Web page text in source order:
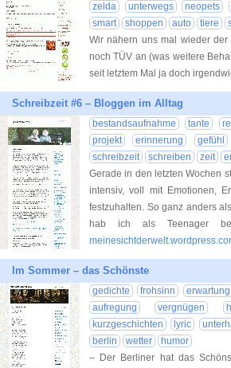
zelda
unterwegs neopets
smart
shoppen auto tiere
Wir nähern uns mal wieder der
noch TÜV an (was weitere
seit letztem Mal ja doch
Schreibzeit #6 – Bloggen im Alltag
bestandsaufnahme tante
projekt
erinnerung gefühl
schreibzeit
schreiben zeit
Gerade in den letzten Wochen
intensiv, voll mit Emotionen,
festzuhalten. So ganz anders
hab ich als Teenager
Im Sommer – das Schönste
gedichte frohsinn erwartung
aufregung
vergnügen
kurzgeschichten
lyric
berlin
wetter
humor
– Der Berliner hat das